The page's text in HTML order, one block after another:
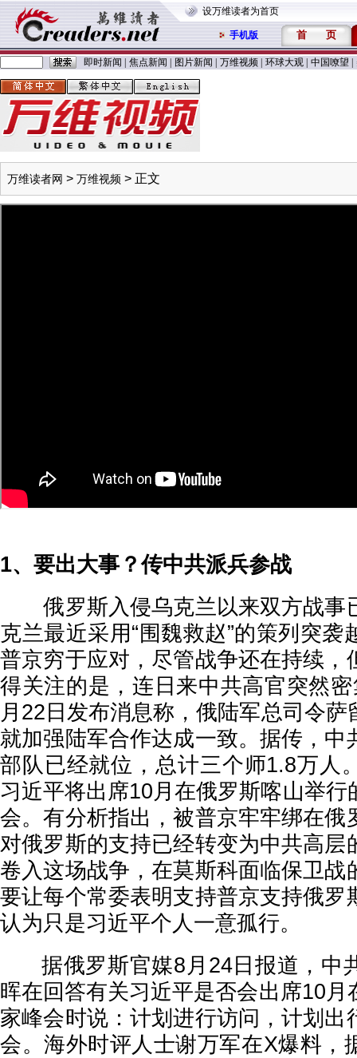
设万维读者为首页
手机版 首 页
即时新闻 焦点新闻 图片新闻 万维视频 环球大观 中国嘹望
万维读者网 > 万维视频 > 正文
1、要出大事？传中共派兵参战
俄罗斯入侵乌克兰以来双方战事
克兰最近采用“围魏救赵”的策列突袭
普京穷于应对，尽管战争还在持续，
得关注的是，连日来中共高官突然
月22日发布消息称，俄陆军总司令
就加强陆军合作达成一致。据传，中
部队已经就位，总计三个师1.8万人
习近平将出席10月在俄罗斯喀山举行
会。有分析指出，被普京牢牢绑在俄
对俄罗斯的支持已经转变为中共高层
卷入这场战争，在莫斯科面临保卫战
要让每个常委表明支持普京支持俄罗
认为只是习近平个人一意孤行。
据俄罗斯官媒8月24日报道，中
晖在回答有关习近平是否会出席10月
家峰会时说：计划进行访问，计划出
会。海外时评人士谢万军在X爆料，